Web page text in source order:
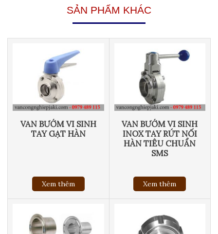
SẢN PHẨM KHÁC
VAN BƯỚM VI SINH
TAY GẠT HÀN
Xem thêm
VAN BƯỚM VI SINH
INOX TAY RÚT NỐI
HÀN TIÊU CHUẨN
SMS
Xem thêm